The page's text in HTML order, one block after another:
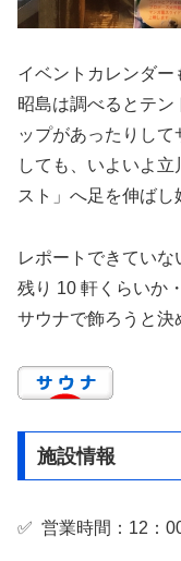
イベントカレンダー
昭島は調べるとテン
ップがあったりし
しても、いよいよ
スト」へ足を伸ばし
レポートできてい
残り 10 軒くらいか
サウナで飾ろうと決
施設情報
✅ 営業時間：12：